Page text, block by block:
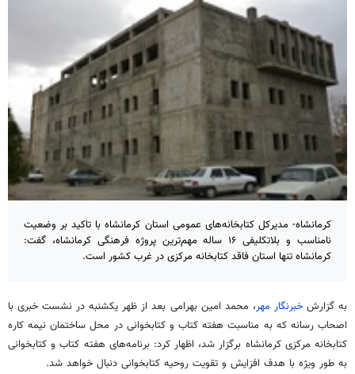
کرمانشاه- مدیرکل کتابخانه‌های عمومی استان کرمانشاه با تاکید بر وضعیت
نامناسب و بلاتکلیفی ۱۶ ساله مهم‌ترین پروژه فرهنگی کرمانشاه، گفت:
کرمانشاه تنها استان فاقد کتابخانه مرکزی در غرب کشور است.
به گزارشخبرنگار مهر، محمد امین بهرامی بعد از ظهر یکشنبه در نشست خبری با
اصحاب رسانه که به مناسبت هفته کتاب و کتابخوانی در محل ساختمان نیمه کاره
کتابخانه مرکزی کرمانشاه برگزار شد، اظهار کرد: برنامه‌های هفته کتاب و کتابخوانی
به طور ویژه با هدف افزایش و تقویت روحیه کتابخوانی دنبال خواهد شد.